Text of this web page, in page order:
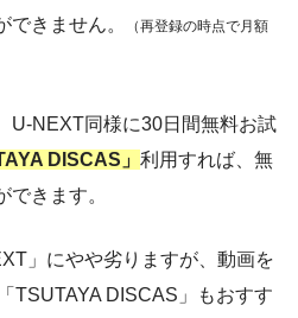
きません。
（再登録の時点で月額
U-NEXT同様に30日間無料お試
DISCAS」 利用すれば、無
きます。
」にやや劣りますが、動画を
TSUTAYA DISCAS」もおすす